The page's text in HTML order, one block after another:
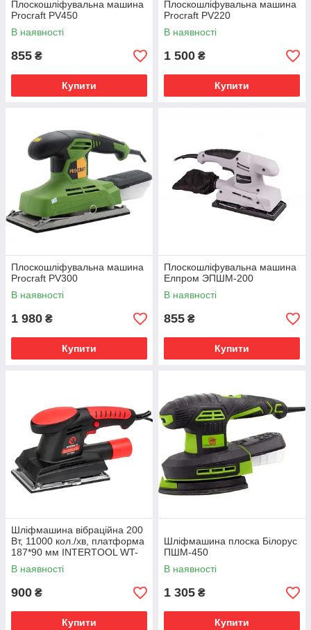
Плоскошліфувальна машина
Procraft PV450
В наявності
855 ₴
Купити
Плоскошліфувальна машина
Procraft PV220
В наявності
1 500 ₴
Купити
Плоскошліфувальна машина
Procraft PV300
В наявності
1 980 ₴
Купити
Плоскошліфувальна машина
Елпром ЭПШМ-200
В наявності
855 ₴
Купити
Шліфмашина вібраційна 200
Вт, 11000 кол./хв, платформа
187*90 мм INTERTOOL WT-
0521
В наявності
900 ₴
Купити
Шліфмашина плоска Білорус
ПШМ-450
В наявності
1 305 ₴
Купити